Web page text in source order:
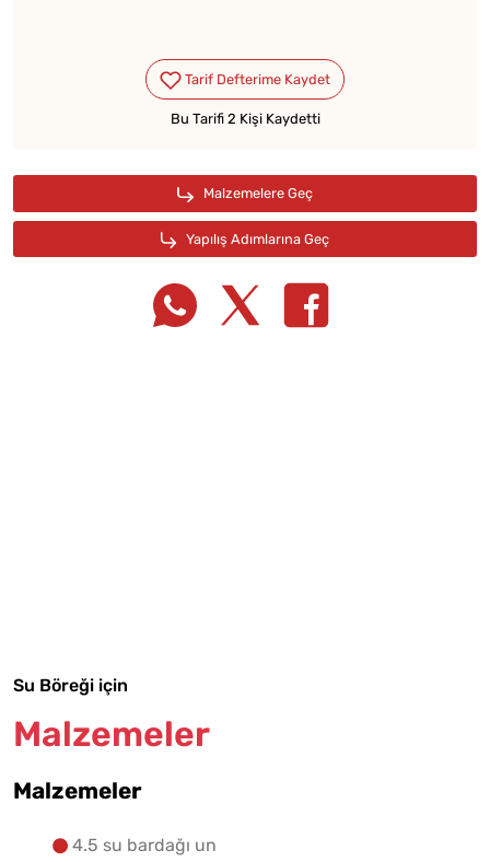
Bu Tarifi 2 Kişi Kaydetti
Su Böreği için
Malzemeler
Malzemeler
4.5 su bardağı un